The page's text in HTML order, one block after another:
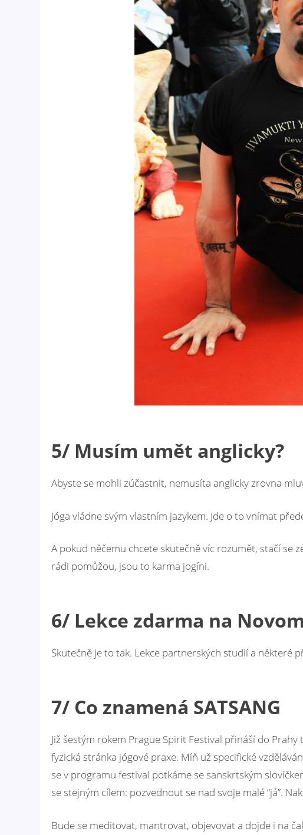
5/ Musím umět anglicky?
Abyste se mohli zúčastnit, nemusíta anglicky zrovna
Jóga vládne svým vlastním jazykem. Jde o to vnímat
A pokud něčemu chcete skutečně víc rozumět, stačí se
rádi pomůžou, jsou to karma jogíni.
6/ Lekce zdarma na
Skutečně je to tak. Lekce partnerských studií a některé
7/ Co znamená SATSANG
Již šestým rokem Prague Spirit Festival přináší do
fyzická stránka jógové praxe. Míň už specifické
se v programu festival potkáme se sanskrtským
se stejným cílem: pozvednout se nad svoje malé “já”.
Bude se meditovat, mantrovat, objevovat a dojde i na